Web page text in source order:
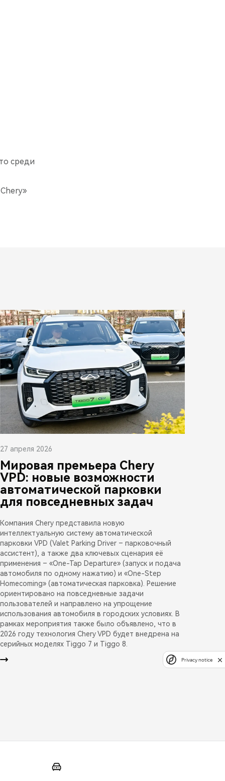
среди
27 апреля 2026
Мировая премьера Chery
VPD: новые возможности
автоматической парковки
для повседневных задач
Компания Chery представила новую
интеллектуальную систему автоматической
парковки VPD (Valet Parking Driver – парковочный
ассистент), а также два ключевых сценария её
применения – «One-Tap Departure» (запуск и подача
автомобиля по одному нажатию) и «One-Step
Homecoming» (автоматическая парковка). Решение
ориентировано на повседневные задачи
пользователей и направлено на упрощение
использования автомобиля в городских условиях. В
рамках мероприятия также было объявлено, что в
2026 году технология Chery VPD будет внедрена на
серийных моделях Tiggo 7 и Tiggo 8.
Privacy notice